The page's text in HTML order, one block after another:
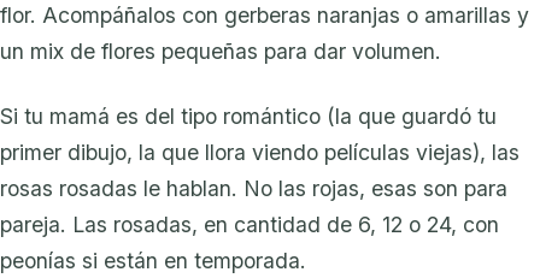
flor. Acompáñalos con gerberas naranjas o amarillas y
un mix de flores pequeñas para dar volumen.
Si tu mamá es del tipo romántico (la que guardó tu
primer dibujo, la que llora viendo películas viejas), las
rosas rosadas le hablan. No las rojas, esas son para
pareja. Las rosadas, en cantidad de 6, 12 o 24, con
peonías si están en temporada.